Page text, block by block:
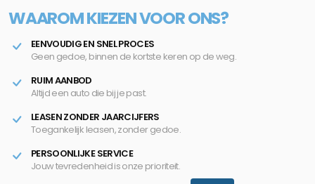
WAAROM KIEZEN VOOR ONS?
EENVOUDIG EN SNEL PROCES
Geen gedoe, binnen de kortste keren op de weg.
RUIM AANBOD
Altijd een auto die bij je past.
LEASEN ZONDER JAARCIJFERS
Toegankelijk leasen, zonder gedoe.
PERSOONLIJKE SERVICE
Jouw tevredenheid is onze prioriteit.